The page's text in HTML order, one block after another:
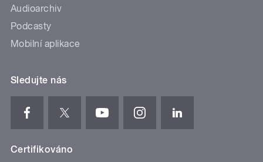
Audioarchiv
Podcasty
Mobilní aplikace
Sledujte nás
Certifikováno